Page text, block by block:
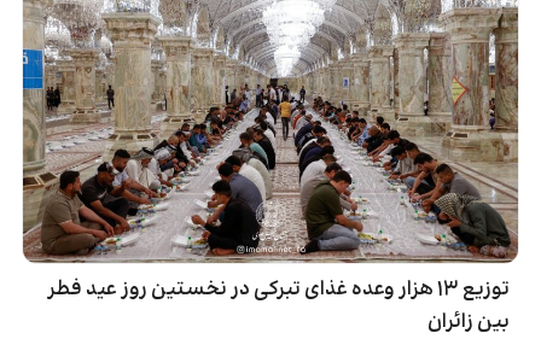
توزیع ۱۳ هزار وعده‌ غذای تبرکی در نخستین روز عید فطر
بین زائران